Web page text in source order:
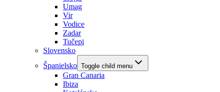
Umag
Vir
Vodice
Zadar
Tučepi
Slovensko
Španielsko Toggle child menu
Gran Canaria
Ibiza